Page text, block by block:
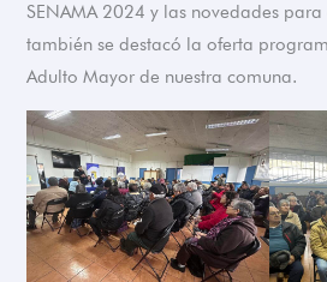
SENAMA 2024 y las novedades
también se destacó la oferta
Adulto Mayor de nuestra comuna.